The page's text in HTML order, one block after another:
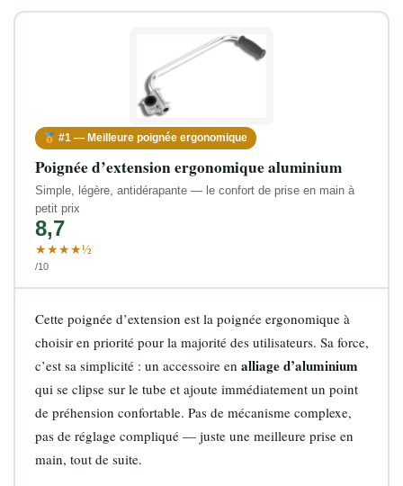
#1 — Meilleure poignée ergonomique
Poignée d’extension ergonomique aluminium
Simple, légère, antidérapante — le confort de prise en main à
petit prix
8,7
★★★★½
/10
Cette poignée d’extension est la poignée ergonomique à
choisir en priorité pour la majorité des utilisateurs. Sa force,
c’est sa simplicité : un accessoire en alliage d’aluminium
qui se clipse sur le tube et ajoute immédiatement un point
de préhension confortable. Pas de mécanisme complexe,
pas de réglage compliqué — juste une meilleure prise en
main, tout de suite.